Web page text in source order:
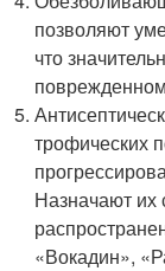
позволяют
что
трофических
Назначают их
«Вокадин»,